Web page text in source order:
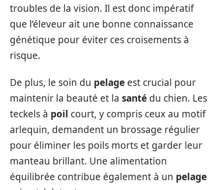
troubles de la vision. Il est donc impératif
que l’éleveur ait une bonne connaissance
génétique pour éviter ces croisements à
risque.
De plus, le soin du pelage est crucial pour
maintenir la beauté et la santé du chien. Les
teckels à poil court, y compris ceux au motif
arlequin, demandent un brossage régulier
pour éliminer les poils morts et garder leur
manteau brillant. Une alimentation
équilibrée contribue également à un pelage